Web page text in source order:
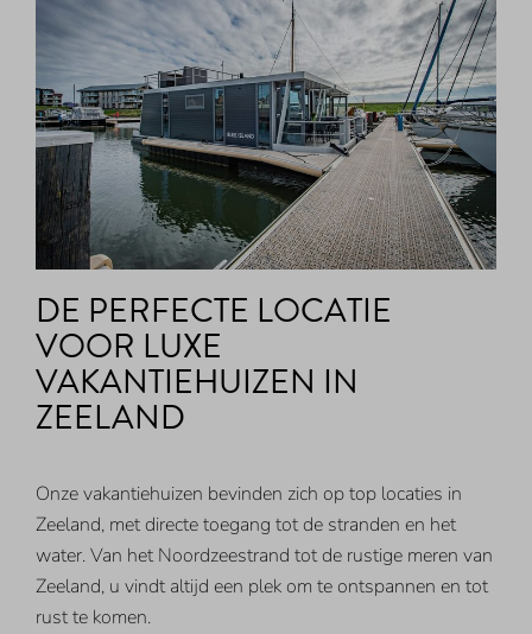
DE PERFECTE LOCATIE
VOOR LUXE
VAKANTIEHUIZEN IN
ZEELAND
Onze vakantiehuizen bevinden zich op top locaties in
Zeeland, met directe toegang tot de stranden en het
water. Van het Noordzeestrand tot de rustige meren van
Zeeland, u vindt altijd een plek om te ontspannen en tot
rust te komen.